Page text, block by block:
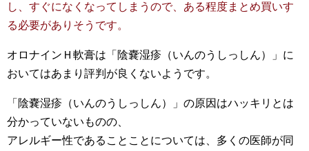
し、すぐになくなってしまうので、ある程度まとめ買いす
る必要がありそうです。
オロナインＨ軟膏は「陰嚢湿疹（いんのうしっしん）」に
おいてはあまり評判が良くないようです。
「陰嚢湿疹（いんのうしっしん）」の原因はハッキリとは
分かっていないものの、
アレルギー性であることことについては、多くの医師が同